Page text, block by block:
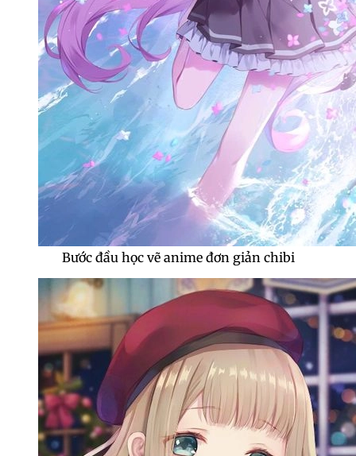
Bước đầu học vẽ anime đơn giản chibi